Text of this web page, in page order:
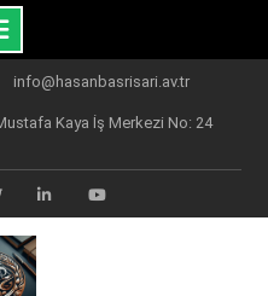
info@hasanbasrisari.av.tr
Kaya İş Merkezi No: 24
LinkedinYoutube